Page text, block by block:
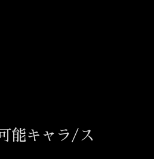
能キャラ/ス